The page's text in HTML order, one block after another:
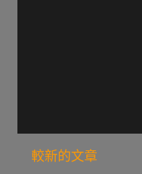
較新的文章